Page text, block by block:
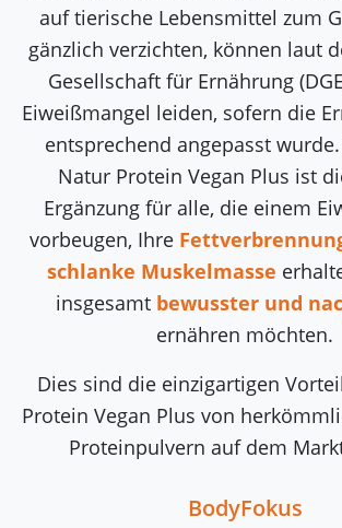
auf tierische Lebensmittel zum
gänzlich verzichten, können laut
Gesellschaft für Ernährung
Eiweißmangel leiden, sofern die
entsprechend angepasst
Natur Protein Vegan Plus ist
Ergänzung für alle, die einem
vorbeugen, Ihre
schlanke Muskelmasse
insgesamt bewusster und
ernähren möchten.
Dies sind die einzigartigen
Protein Vegan Plus von
Proteinpulvern auf dem
BodyFokus